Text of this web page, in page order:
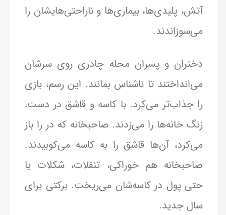
آتش، پلیدی‌ها، بیماری‌ها و ناراحتی‌هایشان را
می‌سوزاندند.
دختران و پسران محله چادری روی سرشان
می‌انداختند تا ناشناس بمانند. این رسم، بازی
را جذاب‌تر می‌کرد. با کاسه و قاشق در دست،
زنگ خانه‌ها را می‌زدند. صاحبخانه که در را باز
می‌کرد، آن‌ها قاشق را به کاسه می‌کوبیدند.
صاحبخانه هم خوراکی، تنقلات، شکلات یا
حتی پول در کاسه‌شان می‌ریخت. برکتی برای
سال جدید.